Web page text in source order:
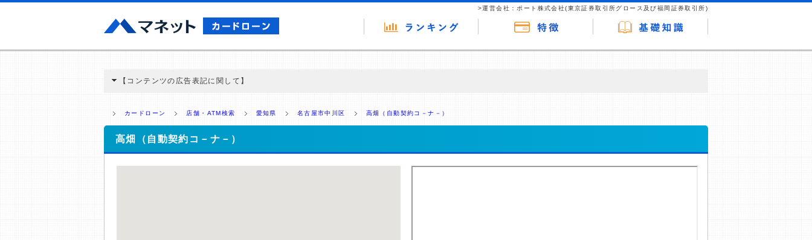
>運営会社：ポート株式会社(東京証券取引所グロース及び福岡証券取引所)
【コンテンツの広告表記に関して】
ミ収集などに基づき、公平性を担保した情報提供を行っています。
>提携企業一覧
カードローン 店舗・ATM検索 愛知県 名古屋市中川区 高畑（自動契約コ－ナ－）
高畑（自動契約コ－ナ－）